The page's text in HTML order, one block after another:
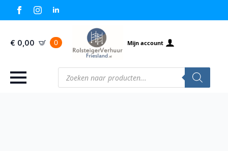
€ 0,00 0 Mijn account
Producten
zoeken